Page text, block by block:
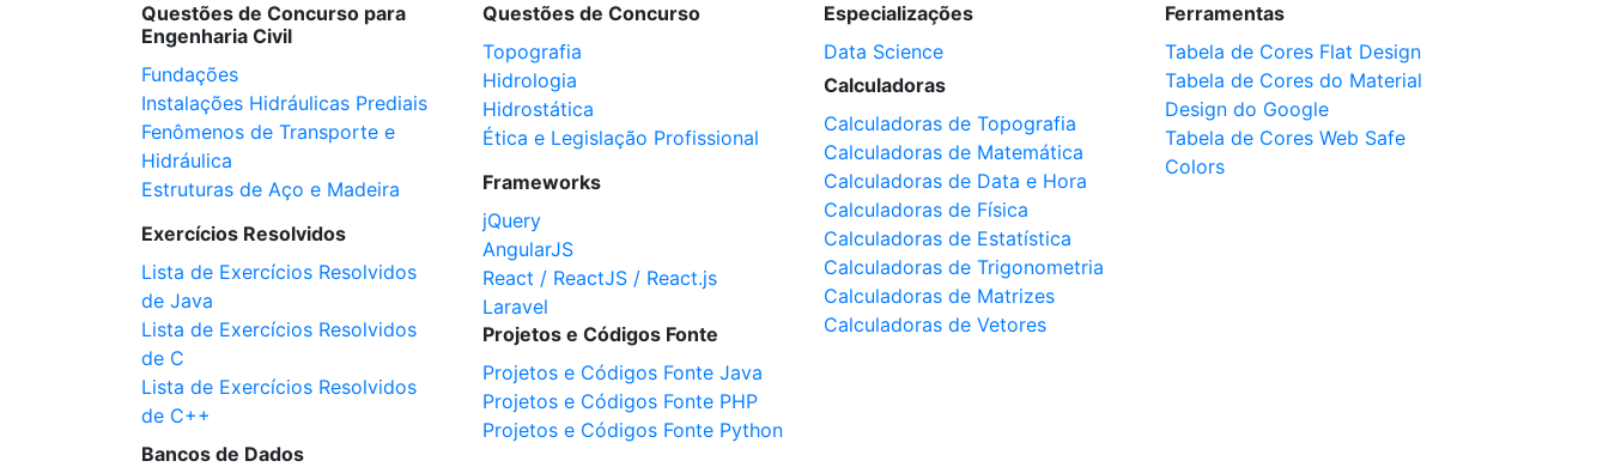
Questões de Concurso para
Engenharia Civil
Fundações
Instalações Hidráulicas Prediais
Fenômenos de Transporte e
Hidráulica
Estruturas de Aço e Madeira
Exercícios Resolvidos
Lista de Exercícios Resolvidos
de Java
Lista de Exercícios Resolvidos
de C
Lista de Exercícios Resolvidos
de C++
Bancos de Dados
Questões de Concurso
Topografia
Hidrologia
Hidrostática
Ética e Legislação Profissional
Frameworks
jQuery
AngularJS
React / ReactJS / React.js
Laravel
Projetos e Códigos Fonte
Projetos e Códigos Fonte Java
Projetos e Códigos Fonte PHP
Projetos e Códigos Fonte Python
Especializações
Data Science
Calculadoras
Calculadoras de Topografia
Calculadoras de Matemática
Calculadoras de Data e Hora
Calculadoras de Física
Calculadoras de Estatística
Calculadoras de Trigonometria
Calculadoras de Matrizes
Calculadoras de Vetores
Ferramentas
Tabela de Cores Flat Design
Tabela de Cores do Material
Design do Google
Tabela de Cores Web Safe
Colors